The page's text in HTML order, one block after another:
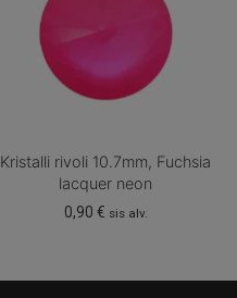
Kristalli rivoli 10.7mm, Fuchsia
lacquer neon
0,90 € sis alv.